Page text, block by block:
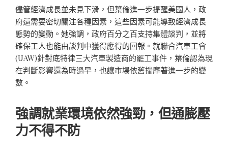
儘管經濟成長並未見下滑，但葉倫進一步提醒美國人，政
府還需要密切關注各種因素，這些因素可能導致經濟成長
態勢的變動。她強調，政府百分之百支持集體談判，並將
確保工人也能由談判中獲得應得的回報。就聯合汽車工會
(UAW)針對底特律三大汽車製造商的罷工事件，葉倫認為現
在判斷影響還為時過早，也讓市場依舊揣摩著進一步的變
數。
強調就業環境依然強勁，但通膨壓
力不得不防